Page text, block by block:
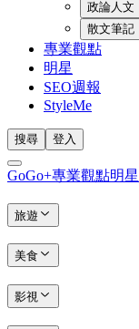
政論人文
散文筆記
專業觀點
明星
SEO週報
StyleMe
搜尋 登入
GoGo+專業觀點明星
旅遊
美食
影視